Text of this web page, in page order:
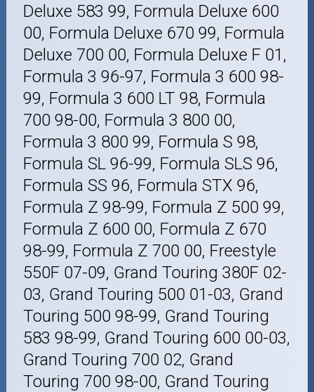
Deluxe 583 99, Formula Deluxe 600
00, Formula Deluxe 670 99, Formula
Deluxe 700 00, Formula Deluxe F 01,
Formula 3 96-97, Formula 3 600 98-
99, Formula 3 600 LT 98, Formula
700 98-00, Formula 3 800 00,
Formula 3 800 99, Formula S 98,
Formula SL 96-99, Formula SLS 96,
Formula SS 96, Formula STX 96,
Formula Z 98-99, Formula Z 500 99,
Formula Z 600 00, Formula Z 670
98-99, Formula Z 700 00, Freestyle
550F 07-09, Grand Touring 380F 02-
03, Grand Touring 500 01-03, Grand
Touring 500 98-99, Grand Touring
583 98-99, Grand Touring 600 00-03,
Grand Touring 700 02, Grand
Touring 700 98-00, Grand Touring